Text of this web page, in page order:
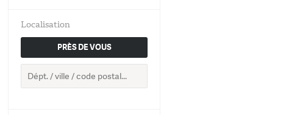
Localisation
PRÈS DE VOUS